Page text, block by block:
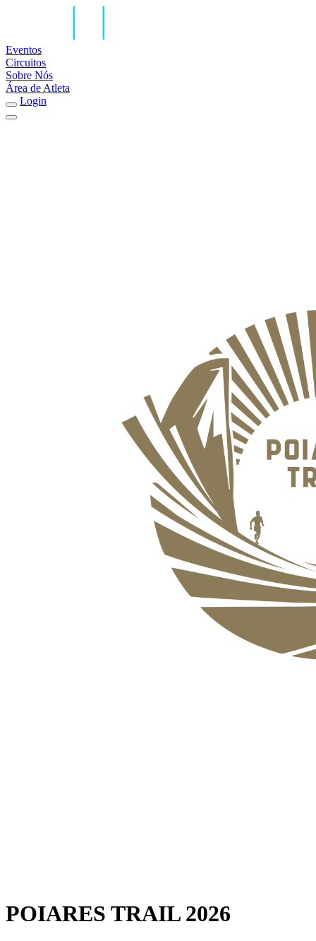
Eventos
Circuitos
Sobre Nós
Área de Atleta
Login
POIARES TRAIL 2026